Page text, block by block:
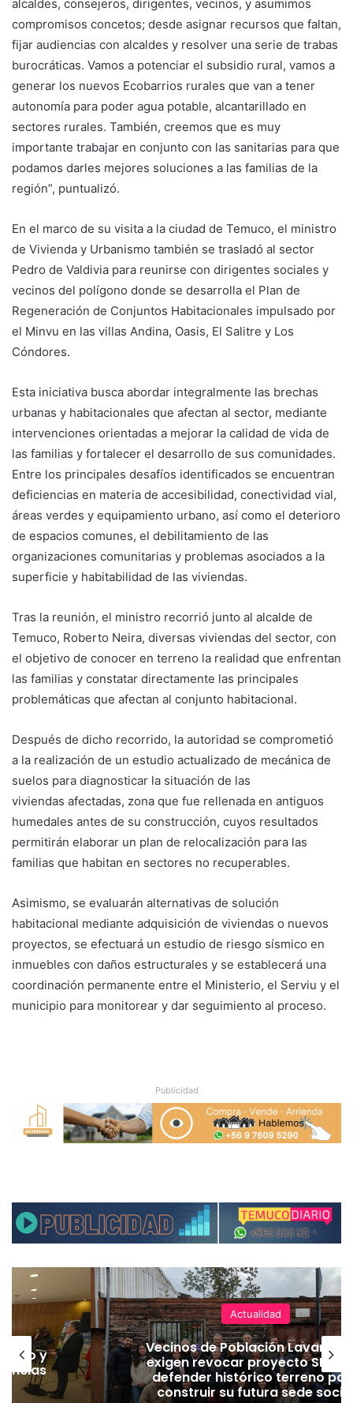
alcaldes, consejeros, dirigentes, vecinos, y asumimos
compromisos concetos; desde asignar recursos que faltan,
fijar audiencias con alcaldes y resolver una serie de trabas
burocráticas. Vamos a potenciar el subsidio rural, vamos a
generar los nuevos Ecobarrios rurales que van a tener
autonomía para poder agua potable, alcantarillado en
sectores rurales. También, creemos que es muy
importante trabajar en conjunto con las sanitarias para que
podamos darles mejores soluciones a las familias de la
región”, puntualizó.
En el marco de su visita a la ciudad de Temuco, el ministro
de Vivienda y Urbanismo también se trasladó al sector
Pedro de Valdivia para reunirse con dirigentes sociales y
vecinos del polígono donde se desarrolla el Plan de
Regeneración de Conjuntos Habitacionales impulsado por
el Minvu en las villas Andina, Oasis, El Salitre y Los
Cóndores.
Esta iniciativa busca abordar integralmente las brechas
urbanas y habitacionales que afectan al sector, mediante
intervenciones orientadas a mejorar la calidad de vida de
las familias y fortalecer el desarrollo de sus comunidades.
Entre los principales desafíos identificados se encuentran
deficiencias en materia de accesibilidad, conectividad vial,
áreas verdes y equipamiento urbano, así como el deterioro
de espacios comunes, el debilitamiento de las
organizaciones comunitarias y problemas asociados a la
superficie y habitabilidad de las viviendas.
Tras la reunión, el ministro recorrió junto al alcalde de
Temuco, Roberto Neira, diversas viviendas del sector, con
el objetivo de conocer en terreno la realidad que enfrentan
las familias y constatar directamente las principales
problemáticas que afectan al conjunto habitacional.
Después de dicho recorrido, la autoridad se comprometió
a la realización de un estudio actualizado de mecánica de
suelos para diagnosticar la situación de las
viviendas afectadas, zona que fue rellenada en antiguos
humedales antes de su construcción, cuyos resultados
permitirán elaborar un plan de relocalización para las
familias que habitan en sectores no recuperables.
Asimismo, se evaluarán alternativas de solución
habitacional mediante adquisición de viviendas o nuevos
proyectos, se efectuará un estudio de riesgo sísmico en
inmuebles con daños estructurales y se establecerá una
coordinación permanente entre el Ministerio, el Serviu y el
municipio para monitorear y dar seguimiento al proceso.
Publicidad
y
Actualidad
Vecinos de Población
exigen revocar proyecto
defender histórico terreno
construir su futura sede